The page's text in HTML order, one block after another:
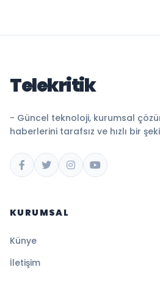
Telekritik
- Güncel teknoloji, kurumsal
haberlerini tarafsız ve hızlı bir
KURUMSAL
Künye
İletişim